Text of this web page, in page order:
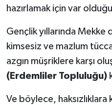
hazırlamak için var
Gençlik yıllarında Mekke
kimsesiz ve mazlum
azgın müşriklere karşı
(Erdemliler Topluluğu)
Ve böylece, haksızlıklara
Gümüşhane
Hakkari Müftülüğü